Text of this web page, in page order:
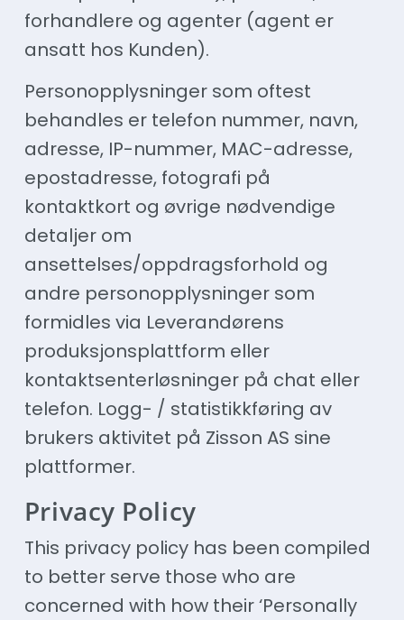
forhandlere og agenter (agent er
ansatt hos Kunden).
Personopplysninger som oftest
behandles er telefon nummer, navn,
adresse, IP-nummer, MAC-adresse,
epostadresse, fotografi på
kontaktkort og øvrige nødvendige
detaljer om
ansettelses/oppdragsforhold og
andre personopplysninger som
formidles via Leverandørens
produksjonsplattform eller
kontaktsenterløsninger på chat eller
telefon. Logg- / statistikkføring av
brukers aktivitet på Zisson AS sine
plattformer.
Privacy Policy
This privacy policy has been compiled
to better serve those who are
concerned with how their ‘Personally